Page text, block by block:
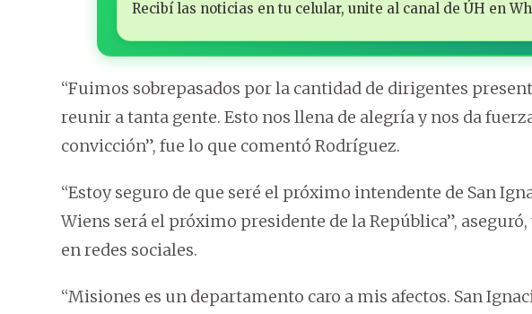
Recibí las noticias en tu celular, unite al canal de ÚH en
“Fuimos sobrepasados por la cantidad de dirigentes
reunir a tanta gente. Esto nos llena de alegría y nos da
convicción”, fue lo que comentó Rodríguez.
“Estoy seguro de que seré el próximo intendente de San
Wiens será el próximo presidente de la República”,
en redes sociales.
“Misiones es un departamento caro a mis afectos. San